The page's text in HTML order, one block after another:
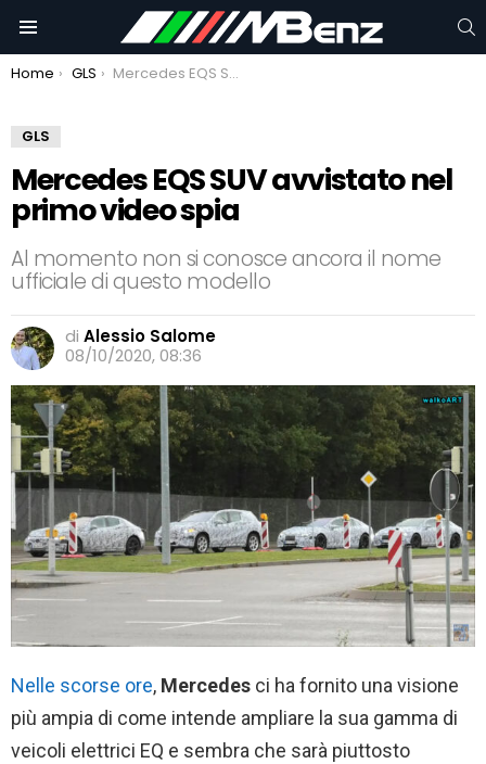
You are here:
Home GLS Mercedes EQS SUV avvistato nel primo video spia
GLS
Mercedes EQS SUV avvistato nel
primo video spia
Al momento non si conosce ancora il nome
ufficiale di questo modello
di Alessio Salome
08/10/2020, 08:36
Nelle scorse ore, Mercedes ci ha fornito una visione
più ampia di come intende ampliare la sua gamma di
veicoli elettrici EQ e sembra che sarà piuttosto